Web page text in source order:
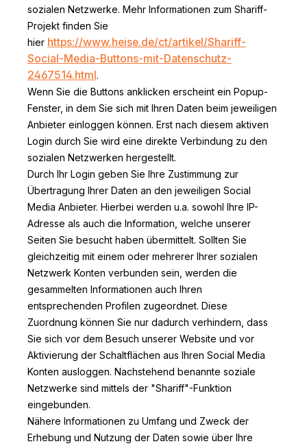
sozialen Netzwerke. Mehr Informationen zum Shariff-
Projekt finden Sie
hier https://www.heise.de/ct/artikel/Shariff-
Social-Media-Buttons-mit-Datenschutz-
2467514.html .
Wenn Sie die Buttons anklicken erscheint ein Popup-
Fenster, in dem Sie sich mit Ihren Daten beim jeweiligen
Anbieter einloggen können. Erst nach diesem aktiven
Login durch Sie wird eine direkte Verbindung zu den
sozialen Netzwerken hergestellt.
Durch Ihr Login geben Sie Ihre Zustimmung zur
Übertragung Ihrer Daten an den jeweiligen Social
Media Anbieter. Hierbei werden u.a. sowohl Ihre IP-
Adresse als auch die Information, welche unserer
Seiten Sie besucht haben übermittelt. Sollten Sie
gleichzeitig mit einem oder mehrerer Ihrer sozialen
Netzwerk Konten verbunden sein, werden die
gesammelten Informationen auch Ihren
entsprechenden Profilen zugeordnet. Diese
Zuordnung können Sie nur dadurch verhindern, dass
Sie sich vor dem Besuch unserer Website und vor
Aktivierung der Schaltflächen aus Ihren Social Media
Konten ausloggen. Nachstehend benannte soziale
Netzwerke sind mittels der "Shariff"-Funktion
eingebunden.
Nähere Informationen zu Umfang und Zweck der
Erhebung und Nutzung der Daten sowie über Ihre